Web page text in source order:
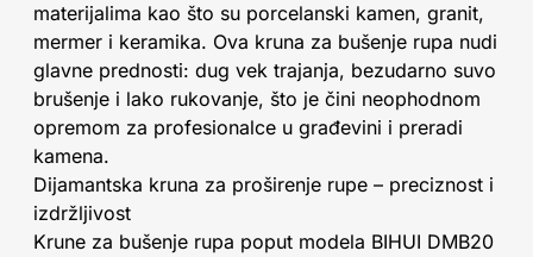
materijalima kao što su porcelanski kamen, granit,
mermer i keramika. Ova kruna za bušenje rupa nudi
glavne prednosti: dug vek trajanja, bezudarno suvo
brušenje i lako rukovanje, što je čini neophodnom
opremom za profesionalce u građevini i preradi
kamena.
Dijamantska kruna za proširenje rupe – preciznost i
izdržljivost
Krune za bušenje rupa poput modela BIHUI DMB20